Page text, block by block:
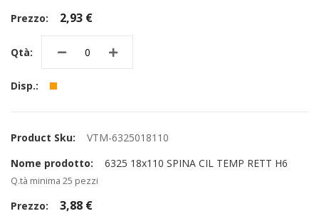
2,93 €
VTM-6325018110
6325 18x110 SPINA CIL TEMP RETT H6
Q.tà minima 25 pezzi
3,88 €